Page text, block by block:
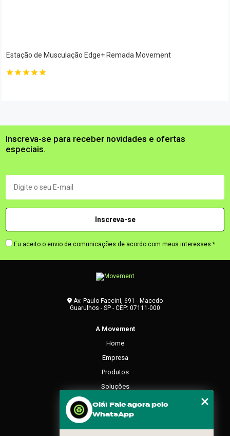
Estação de Musculação Edge+ Remada Movement
Inscreva-se para receber novidades e ofertas
especiais.
Eu aceito o envio de comunicações de acordo com meus interesses *
Av. Paulo Faccini, 691 - Macedo
Guarulhos - SP - CEP: 07111-000
A Movement
Home
Empresa
Produtos
Soluções
Contato
Categorias
Mapa do site
Olá! Fale agora pelo
WhatsApp